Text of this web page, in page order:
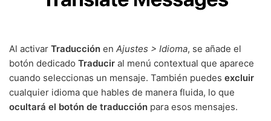
Al activar Traducción en Ajustes > Idioma, se añade el
botón dedicado Traducir al menú contextual que aparece
cuando seleccionas un mensaje. También puedes excluir
cualquier idioma que hables de manera fluida, lo que
ocultará el botón de traducción para esos mensajes.